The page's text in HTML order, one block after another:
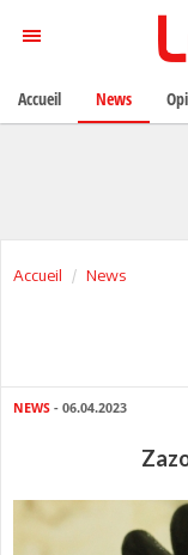
Accueil News
NEWS - 06.04.2023
Accueil News